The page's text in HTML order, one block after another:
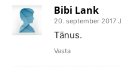
Bibi Lank
20. september 2017
Tänus.
Vasta